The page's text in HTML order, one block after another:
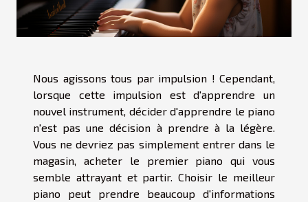
Nous agissons tous par impulsion ! Cependant,
lorsque cette impulsion est d'apprendre un
nouvel instrument, décider d'apprendre le piano
n'est pas une décision à prendre à la légère.
Vous ne devriez pas simplement entrer dans le
magasin, acheter le premier piano qui vous
semble attrayant et partir. Choisir le meilleur
piano peut prendre beaucoup d'informations